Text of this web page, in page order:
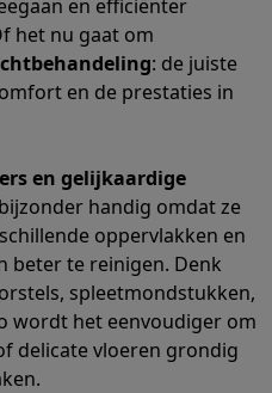
KledingstomersActieve
VentilatorsAccessoires
Luchtbevochtigers
Automatische kattenbak
Krultangen Föhnborstels
Opzetborstels
Baardtrimmers
Epilators Ladyshaves
en efficiënter
het nu gaat om
: de juiste
en de prestaties in
en gelijkaardige
handig omdat ze
oppervlakken en
beter te reinigen. Denk
spleetmondstukken,
wordt het eenvoudiger om
delicate vloeren grondig